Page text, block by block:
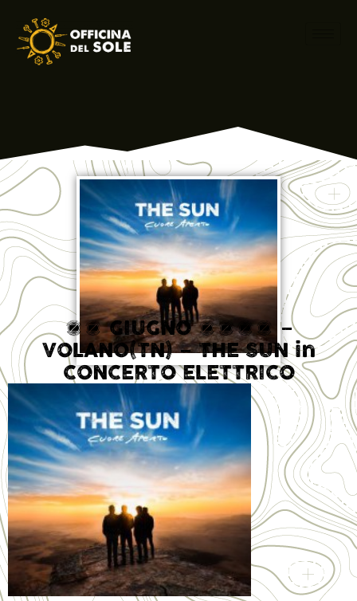
11 GIUGNO 2016 –
VOLANO(TN) – THE SUN in
CONCERTO ELETTRICO